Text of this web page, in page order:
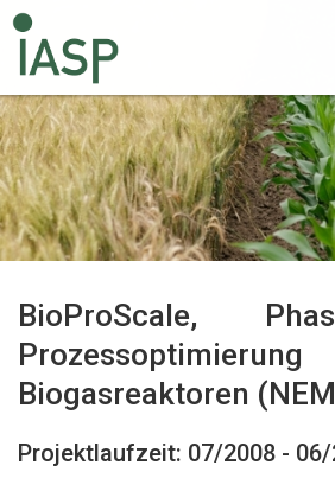
BioProScale,
Biogasreaktoren
Projektlaufzeit: 07/2008 -